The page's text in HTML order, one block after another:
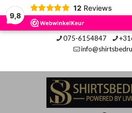
9,8
12 Reviews
075-6154847